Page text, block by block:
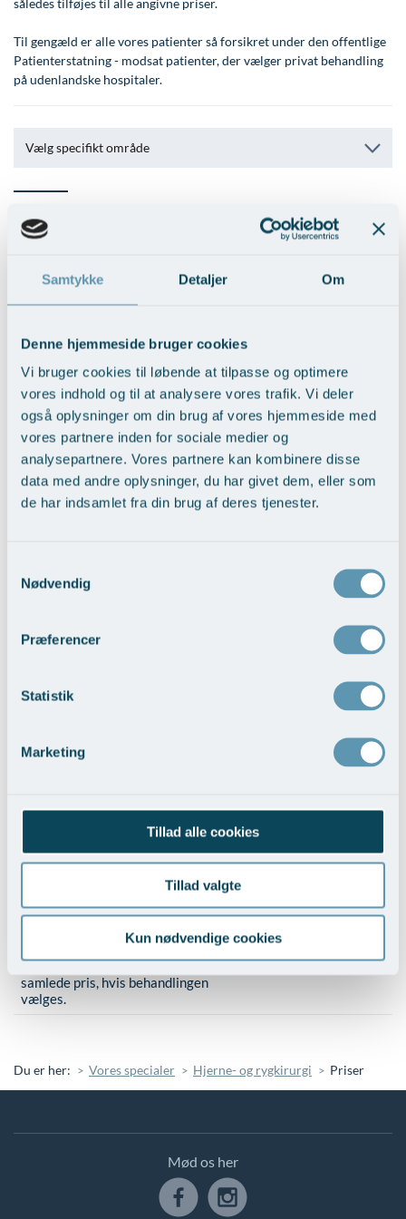
Samtykke Detaljer Om
Denne hjemmeside bruger cookies
Vi bruger cookies til løbende at tilpasse og optimere
vores indhold og til at analysere vores trafik. Vi deler
også oplysninger om din brug af vores hjemmeside med
vores partnere inden for sociale medier og
analysepartnere. Vores partnere kan kombinere disse
data med andre oplysninger, du har givet dem, eller som
de har indsamlet fra din brug af deres tjenester.
Nødvendig
Præferencer
Statistik
Marketing
Tillad alle cookies
Tillad valgte
Kun nødvendige cookies
Uønsket hårvækst
Hårtab
Kropsforyngelse og opstramning
Mandlig genitalområde - forskønnelse
Kæbekirurgi
Før / efter billeder
Modelopskrivning
Plasmaprodukter i æstetisk, kosmetisk og anti-
aging medicin
Skriv dig op
Kvalitet og patienttilfredshed
Nyttige links
Persondatapolitik på AROS
Standardbetingelser for privatbetalte
Ventetid i det offentlige - Frit sygehusvalg
således tilføjes til alle angivne priser.
Til gengæld er alle vores patienter så forsikret under den offentlige
Patienterstatning - modsat patienter, der vælger privat behandling
på udenlandske hospitaler.
Vælg specifikt område
Konsultation
Forundersøgelse
2.150,-
Second opinion
Speciallægeerklæring (fra
pris)
8.400,-
Operationer
Diskusprolaps i lænderyggen
54.000,-
Implantat)
69.000,-
Implantat)
64.000,-
Bruxisme/ kæbesmerter (fra pris
- afhænger af forbrug)
4.900,-
(PREEMPT protokol). Inden
første behandling kræves en
forundersøgelse, som koster
2.150,-. Beløbet fratrækkes den
samlede pris, hvis behandlingen
vælges.
Du er her: Vores specialer Hjerne- og rygkirurgi Priser
Mød os her